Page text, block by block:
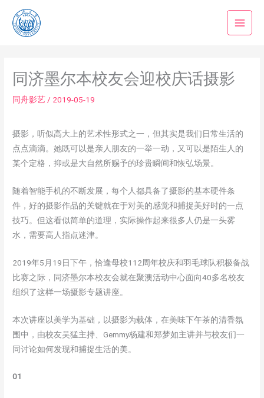
同济墨尔本校友会迎校庆话摄影
同舟影艺/ 2019-05-19
摄影，听似高大上的艺术性形式之一，但其实是我们日常生活的
点点滴滴。她既可以是亲人朋友的一举一动，又可以是陌生人的
某个定格，抑或是大自然所赐予的珍贵瞬间和恢弘场景。
随着智能手机的不断发展，每个人都具备了摄影的基本硬件条
件，好的摄影作品的关键就在于对美的感觉和捕捉美好时的一点
技巧。但这看似简单的道理，实际操作起来很多人仍是一头雾
水，需要高人指点迷津。
2019年5月19日下午，恰逢母校112周年校庆和羽毛球队积极备战
比赛之际，同济墨尔本校友会就在聚澳活动中心面向40多名校友
组织了这样一场摄影专题讲座。
本次讲座以美学为基础，以摄影为载体，在美味下午茶的清香氛
围中，由校友吴猛主持、Gemmy杨建和郑梦如主讲并与校友们一
同讨论如何发现和捕捉生活的美。
01